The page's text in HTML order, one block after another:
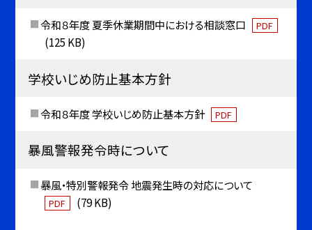
令和８年度 夏季休業期間中における相談窓口 PDF
(125 KB)
学校いじめ防止基本方針
令和８年度 学校いじめ防止基本方針 PDF
暴風警報発令時について
暴風・特別警報発令 地震発生時の対応について
PDF (79 KB)